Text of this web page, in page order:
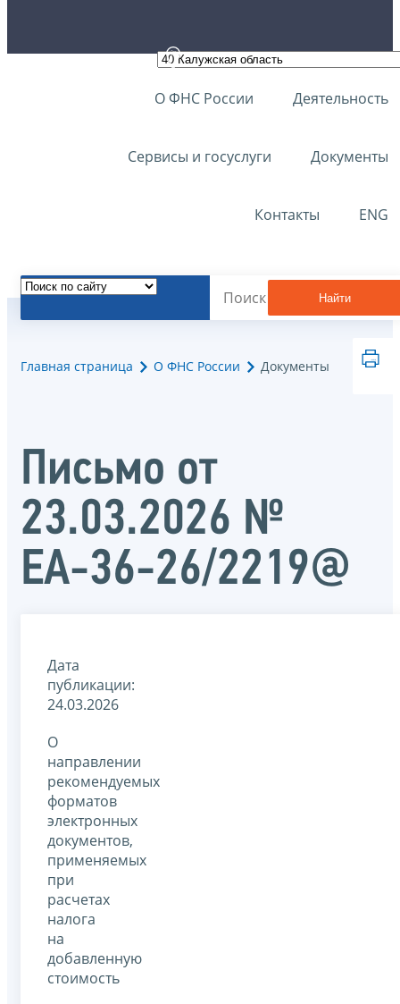
О ФНС России Деятельность
Сервисы и госуслуги Документы
Контакты ENG
Найти
Главная страница О ФНС России Документы
Письмо от
23.03.2026 №
ЕА-36-26/2219@
Дата
публикации:
24.03.2026
О
направлении
рекомендуемых
форматов
электронных
документов,
применяемых
при
расчетах
налога
на
добавленную
стоимость